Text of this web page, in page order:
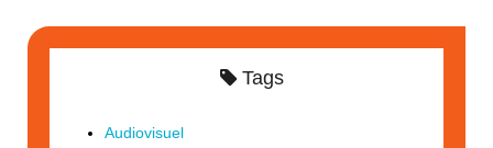
Tags
Audiovisuel